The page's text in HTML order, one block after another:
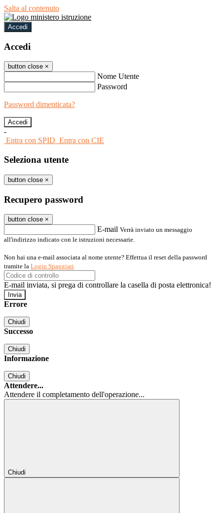
Salta al contenuto
Accedi
Accedi
button close ×
Nome Utente
Password
Password dimenticata?
-
Entra con SPID Entra con CIE
Seleziona utente
button close ×
Recupero password
button close ×
E-mail Verrà inviato un messaggio
all'indirizzo indicato con le istruzioni necessarie.
Non hai una e-mail associata al nome utente? Effettua il reset della password
tramite la Login Spaggiari
E-mail inviata, si prega di controllare la casella di posta elettronica!
Errore
Chiudi
Successo
Chiudi
Informazione
Chiudi
Attendere...
Attendere il completamento dell'operazione...
Chiudi